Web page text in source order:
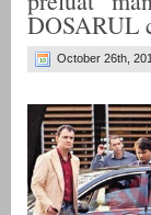
DOSARUL
October 26th,